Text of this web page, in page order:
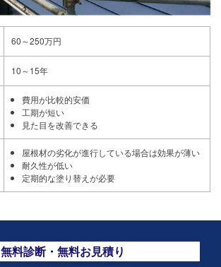
60～250万円
10～15年
費用が比較的安価
工期が短い
見た目を改善できる
屋根材の劣化が進行している場合は効果が薄い
耐久性が低い
定期的な塗り替えが必要
無料診断・無料お見積り